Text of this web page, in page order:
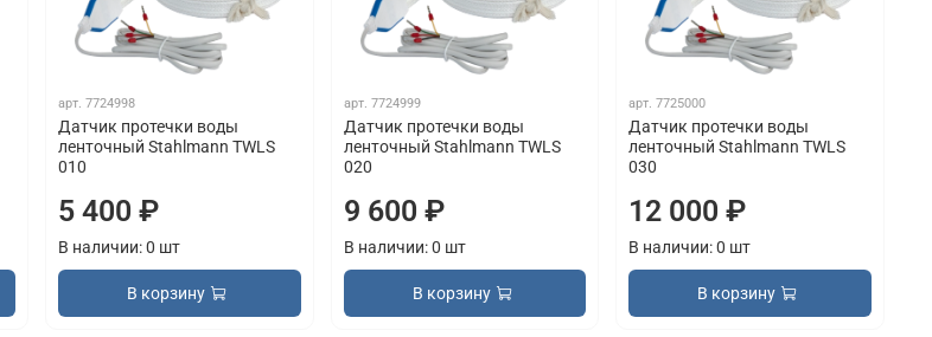
арт.7724998
Датчик протечки воды
ленточный Stahlmann TWLS
010
5 400 ₽
В наличии: 0 шт
В корзину
арт. 7724999
Датчик протечки воды
ленточный Stahlmann TWLS
020
9 600 ₽
В наличии: 0 шт
В корзину
арт.7725000
Датчик протечки воды
ленточный Stahlmann TWLS
030
12 000 ₽
В наличии: 0 шт
В корзину